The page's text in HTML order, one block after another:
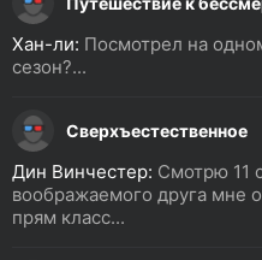
Хан-ли: Посмотрел на
сезон?...
Сверхъестественное
Дин Винчестер: Смотрю 11
воображаемого друга мне
прям класс...